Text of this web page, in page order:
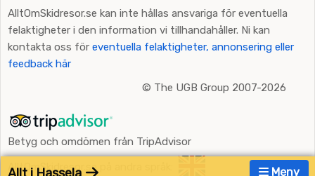
Meny
AlltOmSkidresor.se kan inte hållas ansvariga för eventuella
felaktigheter i den information vi tillhandahåller. Ni kan
kontakta oss för eventuella felaktigheter, annonsering eller
feedback här
© The UGB Group 2007-2026
Betyg och omdömen från TripAdvisor
AlltOmSkidresor.se på andra språk: